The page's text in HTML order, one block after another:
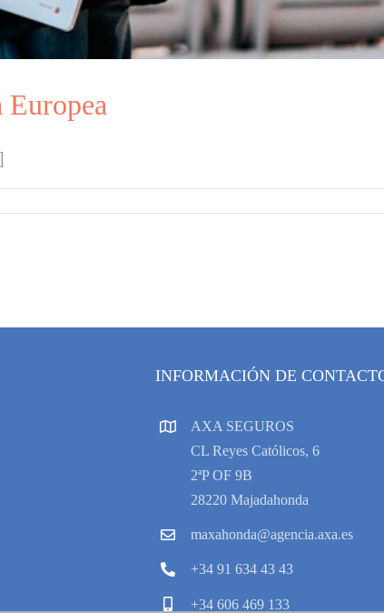
INFORMACIÓN DE
AXA SEGUROS
CL Reyes Católicos, 6
2ªP OF 9B
28220 Majadahonda
maxahonda@agencia.axa.es
+34 91 634 43 43
+34 606 469 133